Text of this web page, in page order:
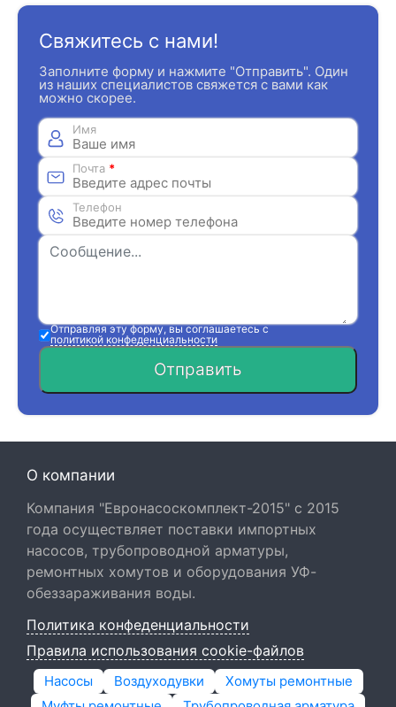
Свяжитесь с нами!
Заполните форму и нажмите "Отправить". Один
из наших специалистов свяжется с вами как
можно скорее.
Имя
Почта *
Телефон
Отправляя эту форму, вы соглашаетесь с
политикой конфеденциальности
Отправить
О компании
Компания "Евронасоскомплект-2015" с 2015
года осуществляет поставки импортных
насосов, трубопроводной арматуры,
ремонтных хомутов и оборудования УФ-
обеззараживания воды.
Политика конфеденциальности
Правила использования cookie-файлов
Насосы Воздуходувки
Хомуты ремонтные